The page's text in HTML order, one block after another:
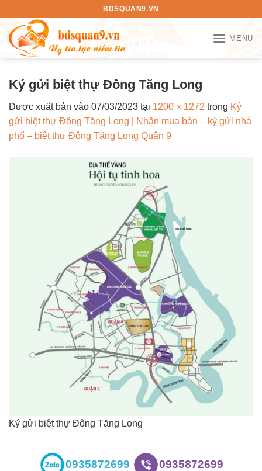
nội
dung
BDSQUAN9.VN
MENU
Ký gửi biệt thự Đông Tăng Long
Được xuất bản vào 07/03/2023 tại 1200 × 1272 trong Ký
gửi biệt thự Đông Tăng Long | Nhận mua bán – ký gửi nhà
phố – biệt thự Đông Tăng Long Quận 9
Ký gửi biệt thự Đông Tăng Long
0935872699 0935872699